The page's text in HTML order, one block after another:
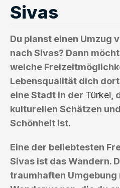
Sivas
Du planst einen Umzug
nach Sivas? Dann
welche
Lebensqualität dich
eine Stadt in der Türkei
kulturellen Schätzen
Schönheit ist.
Eine der beliebtesten
Sivas ist das Wandern.
traumhaften